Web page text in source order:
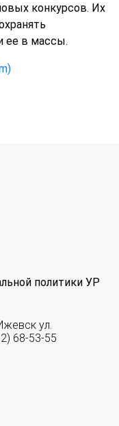
конкурсов. Их
ее в массы.
политики УР
ул.
68-53-55